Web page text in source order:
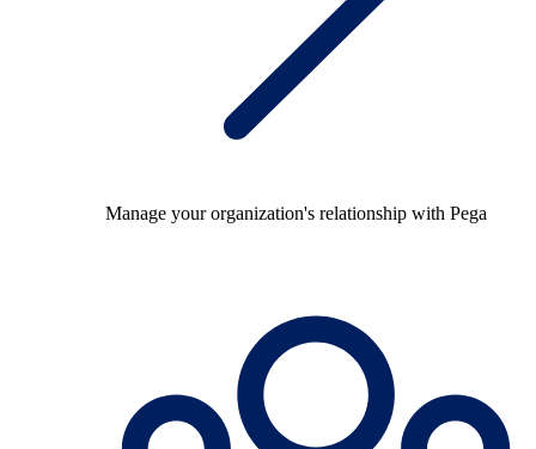
Manage your organization's relationship with Pega